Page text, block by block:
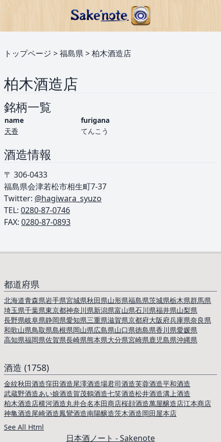
トップページ >福島県>柏木酒造店
柏木酒造店
銘柄一覧
name
furigana
天香
てんこう
酒造情報
〒 306‐0433
福島県会津若松市相生町7-37
Twitter: @hagiwara_syuzo
TEL: ︎ 0280-87-0746
FAX: 0280-87-0893
都道府県
北海道青森県岩手県宮城県秋田県山形県福島県茨城県栃木県群馬県
埼玉県千葉県東京都神奈川県新潟県富山県石川県福井県山梨県
長野県岐阜県静岡県愛知県三重県滋賀県京都府大阪府兵庫県奈良県
和歌山県鳥取県島根県岡山県広島県山口県徳島県香川県愛媛県
高知県福岡県佐賀県長崎県熊本県大分県宮崎県鹿児島県沖縄県
酒造 (1758)
金紋秋田酒造窪田酒造尾澤酒造場君司酒造芙蓉酒造平和酒造
武蔵野酒造あい娘酒造賀茂鶴酒造七笑酒造松井酒造溝上酒造
柏木酒造店横河酒造丸井合名本田商店桜顔酒造萬屋醸造店江本商店
神亀酒造尾崎酒造鳳鸞酒造南陽醸造茨木酒造岡田屋本店
See All Html
日本酒ノート - Sakenote